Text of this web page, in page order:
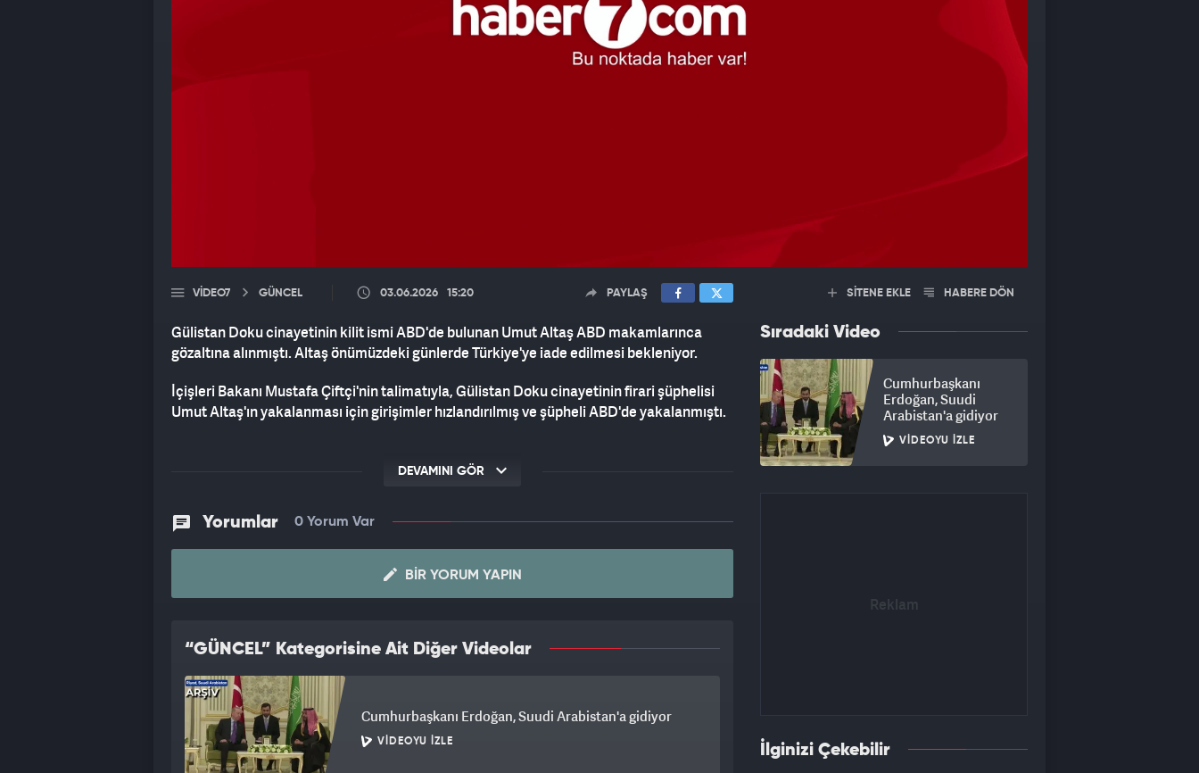
VIDEO7 GÜNCEL 03.06.2026 15:20 PAYLAŞ
Gülistan Doku cinayetinin kilit ismi ABD'de bulunan Umut Altaş ABD makamlarınca
gözaltına alınmıştı. Altaş önümüzdeki günlerde Türkiye'ye iade edilmesi bekleniyor.
İçişleri Bakanı Mustafa Çiftçi'nin talimatıyla, Gülistan Doku cinayetinin firari şüphelisi
Umut Altaş'ın yakalanması için girişimler hızlandırılmış ve şüpheli ABD'de yakalanmıştı.
DEVAMINI GÖR
Yorumlar 0 Yorum Var
BIR YORUM YAPIN
“GÜNCEL” Kategorisine Ait Diğer Videolar
Cumhurbaşkanı Erdoğan, Suudi Arabistan'a gidiyor
VIDEOYU İZLE
SİTENE EKLE HABERE DÖN
Sıradaki Video
Cumhurbaşkanı
Erdoğan, Suudi
Arabistan'a gidiyor
VIDEOYU İZLE
İlginizi Çekebilir